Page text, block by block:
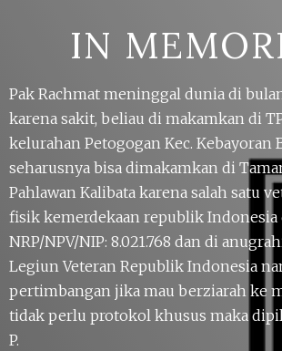
IN
Pak Rachmat meninggal dunia di
karena sakit, beliau di makamkan di
kelurahan Petogogan Kec. Kebayoran
seharusnya bisa dimakamkan di
Pahlawan Kalibata karena salah satu
fisik kemerdekaan republik
NRP/NPV/NIP: 8.021.768 dan di
Legiun Veteran Republik Indonesia
pertimbangan jika mau berziarah ke
tidak perlu protokol khusus maka
P.